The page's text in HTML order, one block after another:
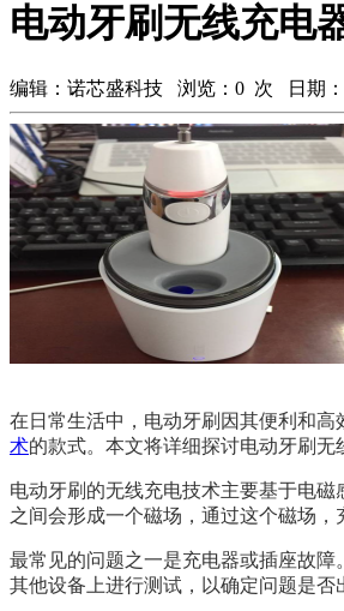
电动牙刷无线充电
编辑：诺芯盛科技 浏览： 0 次 日期：
在日常生活中，电动牙刷因其便利和
术的款式。本文将详细探讨电动牙刷无
电动牙刷的无线充电技术主要基于电
之间会形成一个磁场，通过这个磁场
最常见的问题之一是充电器或插座故
其他设备上进行测试，以确定问题是否